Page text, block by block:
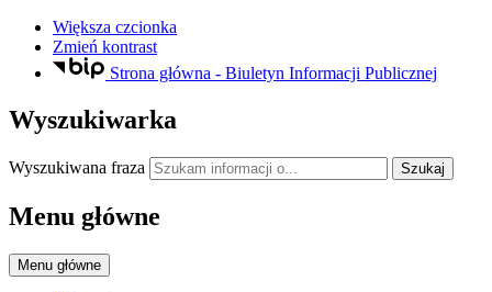
Większa czcionka
Zmień kontrast
Strona główna - Biuletyn Informacji Publicznej
Wyszukiwarka
Wyszukiwana fraza Szukaj
Menu główne
Menu główne